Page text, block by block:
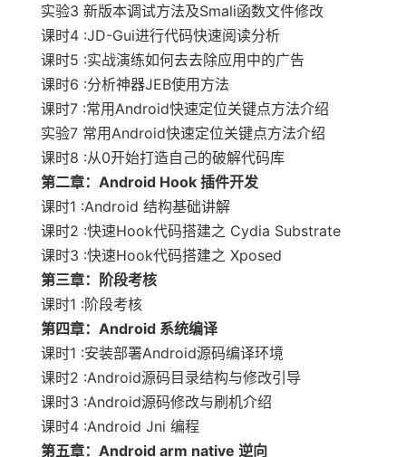
实验3 新版本调试方法及Smali函数文件修改
课时4 :JD-Gui进行代码快速阅读分析
课时5 :实战演练如何去去除应用中的广告
课时6 :分析神器JEB使用方法
课时7 :常用Android快速定位关键点方法介绍
实验7 常用Android快速定位关键点方法介绍
课时8 :从0开始打造自己的破解代码库
第二章：Android Hook 插件开发
课时1 :Android 结构基础讲解
课时2 :快速Hook代码搭建之 Cydia Substrate
课时3 :快速Hook代码搭建之 Xposed
第三章：阶段考核
课时1 :阶段考核
第四章：Android 系统编译
课时1 :安装部署Android源码编译环境
课时2 :Android源码目录结构与修改引导
课时3 :Android源码修改与刷机介绍
课时4 :Android Jni 编程
第五章：Android arm native 逆向